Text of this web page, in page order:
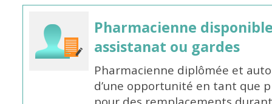
Pharmacienne
assistanat ou gardes
Pharmacienne diplômée et
d’une opportunité en tant que